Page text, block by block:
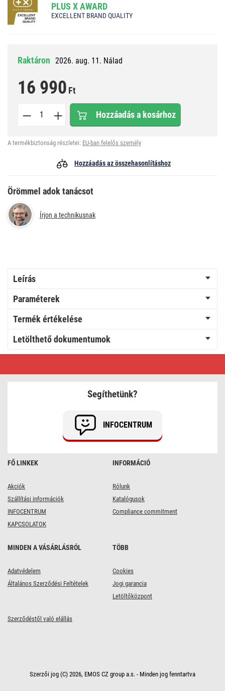
PLUS X AWARD
EXCELLENT BRAND QUALITY
Raktáron 2026. aug. 11. Nálad
16 990 Ft
Hozzáadás a kosárhoz
A termékbiztonság részletei: EU-ban felelős személy
Hozzáadás az összehasonlításhoz
Örömmel adok tanácsot
Írjon a technikusnak
Leírás
Paraméterek
Termék értékelése
Letölthető dokumentumok
FŐ LINKEK
Akciók
Szállítási információk
INFOCENTRUM
KAPCSOLATOK
INFORMÁCIÓ
Rólunk
Katalógusok
Compliance commitment
MINDEN A VÁSÁRLÁSRÓL
Adatvédelem
Általános Szerződési Feltételek
TÖBB
Cookies
Jogi garancia
Letöltőközpont
Szerződéstől való elállás
Segíthetünk?
INFOCENTRUM
Szerzői jog (C) 2026, EMOS CZ group a.s. - Minden jog fenntartva